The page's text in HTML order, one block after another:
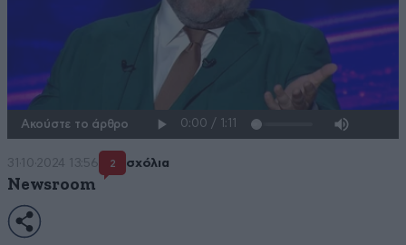
Ακούστε το άρθρο
31·10·2024 13:56 2 σχόλια
Newsroom